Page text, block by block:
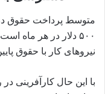
متوسط پرداخت حقوق
۵۰۰ دلار در هر ماه
نیروهای کار با حقوق
با این حال کارآفرینی